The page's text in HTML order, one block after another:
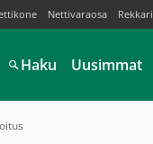
Nettivaraosa Rekkari
Haku Uusimmat